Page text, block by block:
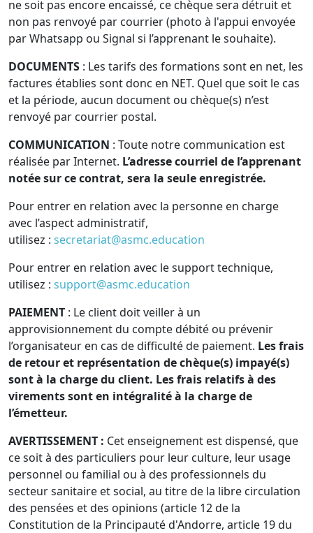
ne soit pas encore encaissé, ce chèque sera détruit et
non pas renvoyé par courrier (photo à l'appui envoyée
par Whatsapp ou Signal si l’apprenant le souhaite).
DOCUMENTS : Les tarifs des formations sont en net, les
factures établies sont donc en NET. Quel que soit le cas
et la période, aucun document ou chèque(s) n’est
renvoyé par courrier postal.
COMMUNICATION : Toute notre communication est
réalisée par Internet. L’adresse courriel de l’apprenant
notée sur ce contrat, sera la seule enregistrée.
Pour entrer en relation avec la personne en charge
avec l’aspect administratif,
utilisez : secretariat@asmc.education
Pour entrer en relation avec le support technique,
utilisez : support@asmc.education
PAIEMENT : Le client doit veiller à un
approvisionnement du compte débité ou prévenir
l’organisateur en cas de difficulté de paiement. Les frais
de retour et représentation de chèque(s) impayé(s)
sont à la charge du client. Les frais relatifs à des
virements sont en intégralité à la charge de
l’émetteur.
AVERTISSEMENT : Cet enseignement est dispensé, que
ce soit à des particuliers pour leur culture, leur usage
personnel ou familial ou à des professionnels du
secteur sanitaire et social, au titre de la libre circulation
des pensées et des opinions (article 12 de la
Constitution de la Principauté d'Andorre, article 19 du